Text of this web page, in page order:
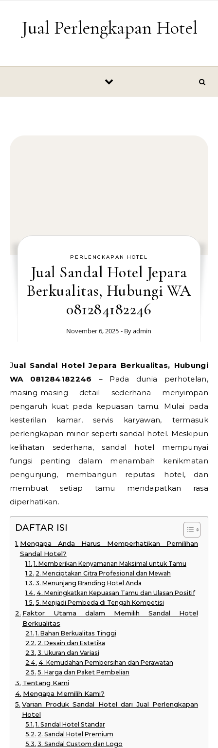
Jual Perlengkapan Hotel
PERLENGKAPAN HOTEL
Jual Sandal Hotel Jepara
Berkualitas, Hubungi WA
081284182246
November 6, 2025 - Byadmin
Jual Sandal Hotel Jepara Berkualitas, Hubungi
WA 081284182246 – Pada dunia perhotelan,
masing-masing detail sederhana menyimpan
pengaruh kuat pada kepuasan tamu. Mulai pada
kesterilan kamar, servis karyawan, termasuk
perlengkapan minor seperti sandal hotel. Meskipun
kelihatan sederhana, sandal hotel mempunyai
fungsi penting dalam menambah kenikmatan
pengunjung, membangun reputasi hotel, dan
membuat setiap tamu mendapatkan rasa
diperhatikan.
DAFTAR ISI
Mengapa Anda Harus Memperhatikan Pemilihan
Sandal Hotel?
1. Memberikan Kenyamanan Maksimal untuk Tamu
2. Menciptakan Citra Profesional dan Mewah
3. Menunjang Branding Hotel Anda
4. Meningkatkan Kepuasan Tamu dan Ulasan Positif
5. Menjadi Pembeda di Tengah Kompetisi
Faktor Utama dalam Memilih Sandal Hotel
Berkualitas
1. Bahan Berkualitas Tinggi
2. Desain dan Estetika
3. Ukuran dan Variasi
4. Kemudahan Pembersihan dan Perawatan
5. Harga dan Paket Pembelian
Tentang Kami
Mengapa Memilih Kami?
Varian Produk Sandal Hotel dari Jual Perlengkapan
Hotel
1. Sandal Hotel Standar
2. Sandal Hotel Premium
3. Sandal Custom dan Logo